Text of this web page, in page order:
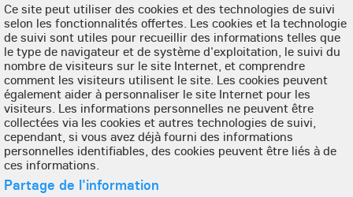
Ce site peut utiliser des cookies et des technologies de suivi
selon les fonctionnalités offertes. Les cookies et la technologie
de suivi sont utiles pour recueillir des informations telles que
le type de navigateur et de système d'exploitation, le suivi du
nombre de visiteurs sur le site Internet, et comprendre
comment les visiteurs utilisent le site. Les cookies peuvent
également aider à personnaliser le site Internet pour les
visiteurs. Les informations personnelles ne peuvent être
collectées via les cookies et autres technologies de suivi,
cependant, si vous avez déjà fourni des informations
personnelles identifiables, des cookies peuvent être liés à de
ces informations.
Partage de l'information